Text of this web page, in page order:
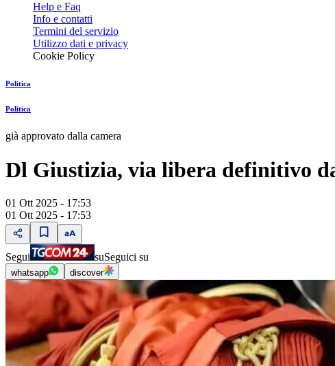
Help e Faq
Info e contatti
Termini del servizio
Utilizzo dati e privacy
Cookie Policy
Politica
Politica
già approvato dalla camera
Dl Giustizia, via libera definitivo
01 Ott 2025 - 17:53
01 Ott 2025 - 17:53
Segui suSeguici su
whatsapp discover